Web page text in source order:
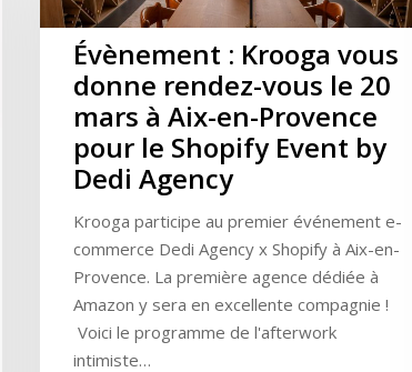
Évènement : Krooga vous
donne rendez-vous le 20
mars à Aix-en-Provence
pour le Shopify Event by
Dedi Agency
Krooga participe au premier événement e-
commerce Dedi Agency x Shopify à Aix-en-
Provence. La première agence dédiée à
Amazon y sera en excellente compagnie !
Voici le programme de l'afterwork
intimiste…